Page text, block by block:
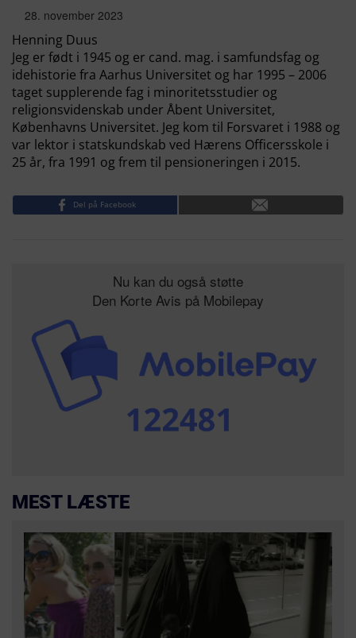
november 2023
Henning Duus
Jeg er født i 1945 og er cand. mag. i samfundsfag og
idehistorie fra Aarhus Universitet og har 1995 – 2006
taget supplerende fag i minoritetsstudier og
religionsvidenskab under Åbent Universitet,
Københavns Universitet. Jeg kom til Forsvaret i 1988 og
var lektor i statskundskab ved Hærens Officersskole i
25 år, fra 1991 og frem til pensioneringen i 2015.
Del på Facebook
Nu kan du også støtte
Den Korte Avis på Mobilepay
MEST LÆSTE